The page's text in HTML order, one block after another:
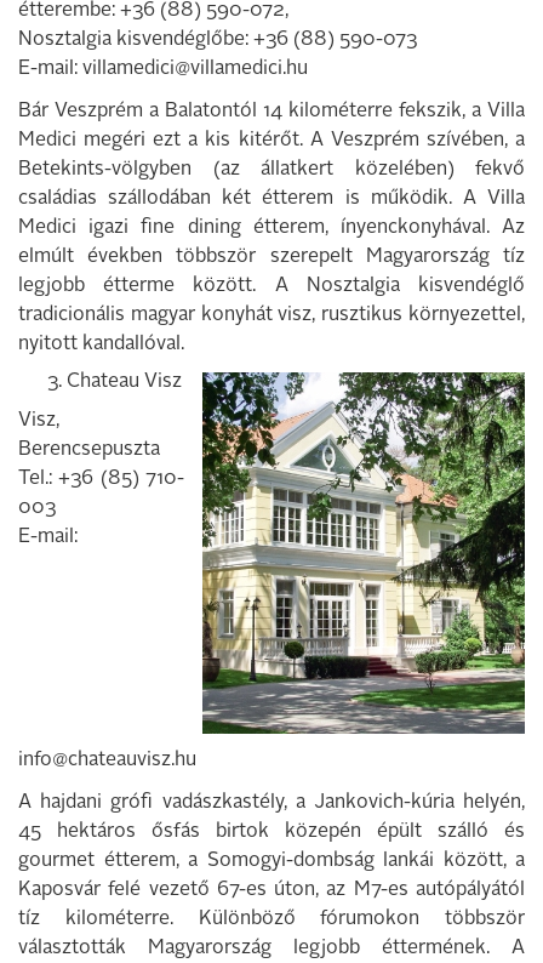
étterembe: +36 (88) 590-072,
Nosztalgia kisvendéglőbe: +36 (88) 590-073
E-mail: villamedici@villamedici.hu
Bár Veszprém a Balatontól 14 kilométerre fekszik, a Villa
Medici megéri ezt a kis ki­térőt. A Veszprém szívében, a
Betekints-völgyben (az állatkert közelében) fekvő
családias szállodában két étterem is mű­ködik. A Villa
Medici igazi fine dining ét­terem, ínyenckonyhával. Az
elmúlt évek­ben többször szerepelt Magyarország tíz
legjobb étterme között. A Nosztalgia kis­vendéglő
tradicionális magyar konyhát visz, rusztikus környezettel,
nyitott kan­dallóval.
3. Chateau Visz
Visz,
Berencsepuszta
Tel.: +36 (85) 710-
003
E-mail:
info@chateauvisz.hu
A hajdani grófi vadászkastély, a Jankovich-kúria helyén,
45 hektáros ősfás birtok kö­zepén épült szálló és
gourmet étterem, a Somogyi-dombság lankái között, a
Ka­posvár felé vezető 67-es úton, az M7-es autópályától
tíz kilométerre. Különböző fórumokon többször
választották Magyar­ország legjobb éttermének. A